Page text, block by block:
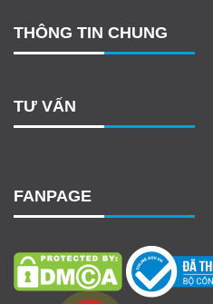
THÔNG TIN CHUNG
TƯ VẤN
FANPAGE